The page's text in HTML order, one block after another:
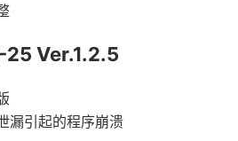
Ver.1.2.5
漏引起的程序崩溃